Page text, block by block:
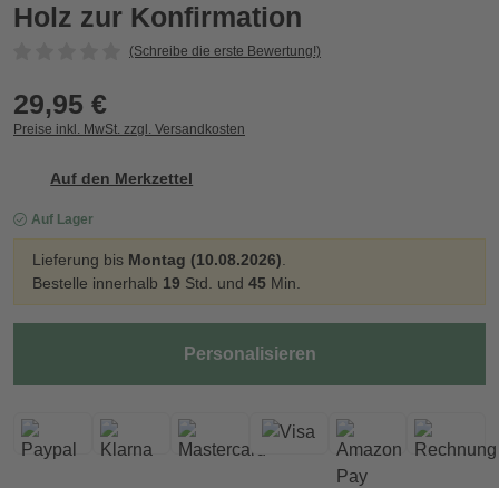
Holz zur Konfirmation
(Schreibe die erste Bewertung!)
29,95 €
Preise inkl. MwSt. zzgl. Versandkosten
Auf den Merkzettel
Auf Lager
Lieferung bis Montag (10.08.2026).
Bestelle innerhalb 19 Std. und 45 Min.
Personalisieren